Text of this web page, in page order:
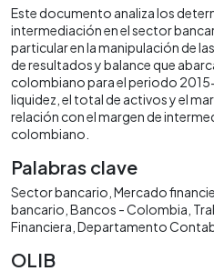
Este documento analiza los
intermediación en el sector
particular en la manipulación de
de resultados y balance que
colombiano para el periodo
liquidez, el total de activos y el
relación con el margen de
colombiano.
Palabras clave
Sector bancario Mercado
bancario Bancos - Colombia
Financiera Departamento
OLIB